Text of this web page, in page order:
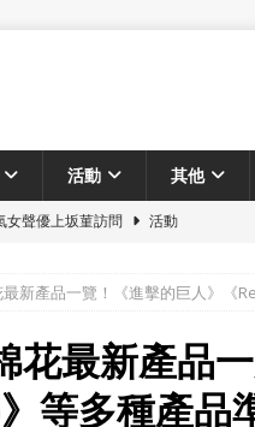
活動 其他
女聲優上坂菫訪問
活動
戀愛喜劇《現実もたまには嘘をつく
愚者之夜動畫化決定 2026年Netflix世
最新產品一覽！《進擊的巨人》《
花最新產品
等多種產品